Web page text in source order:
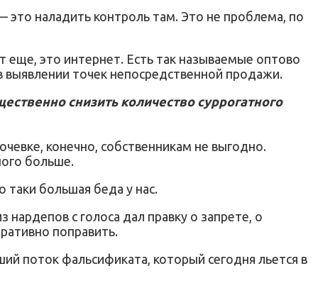
это наладить контроль там. Это не проблема, по
еще, это интернет. Есть так называемые оптово
точек непосредственной продажи.
снизить количество суррогатного
конечно, собственникам не выгодно.
больше.
большая беда у нас.
с голоса дал правку о запрете, о
поправить.
поток фальсификата, который сегодня льется в